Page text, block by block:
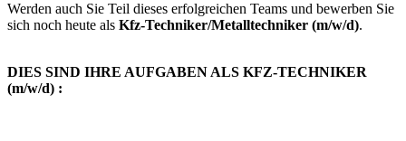
Werden auch Sie Teil dieses erfolgreichen Teams und bewerben Sie
sich noch heute als Kfz-Techniker/Metalltechniker (m/w/d).
DIES SIND IHRE AUFGABEN ALS KFZ-TECHNIKER
(m/w/d) :